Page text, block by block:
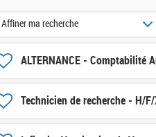
ALTERNANCE - Comptabilité
Technicien de recherche - H/
Affiner ma recherche